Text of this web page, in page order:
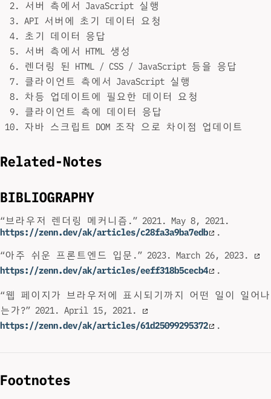
서버 측에서 JavaScript 실행
API 서버에 초기 데이터 요청
초기 데이터 응답
서버 측에서 HTML 생성
렌더링 된 HTML / CSS / JavaScript 등을 응답
클라이언트 측에서 JavaScript 실행
차등 업데이트에 필요한 데이터 요청
클라이언트 측에 데이터 응답
자바 스크립트 DOM 조작 으로 차이점 업데이트
Related-Notes
BIBLIOGRAPHY
“브라우저 렌더링 메커니즘.” 2021. May 8, 2021.
https://zenn.dev/ak/articles/c28fa3a9ba7edb
.
“아주 쉬운 프론트엔드 입문.” 2023. March 26, 2023.
https://zenn.dev/ak/articles/eeff318b5cecb4
.
“웹 페이지가 브라우저에 표시되기까지 어떤 일이 일어나
는가?” 2021. April 15, 2021.
https://zenn.dev/ak/articles/61d25099295372
.
Footnotes